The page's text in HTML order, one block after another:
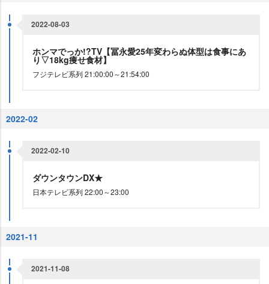
2022-08-03
ホンマでっか!?TV【冨永愛25年変わらぬ体型は食事にあ
り▽18kg痩せ食材】
フジテレビ系列 21:00:00～21:54:00
2022-02
2022-02-10
ダウンタウンDX★
日本テレビ系列 22:00～23:00
2021-11
2021-11-08